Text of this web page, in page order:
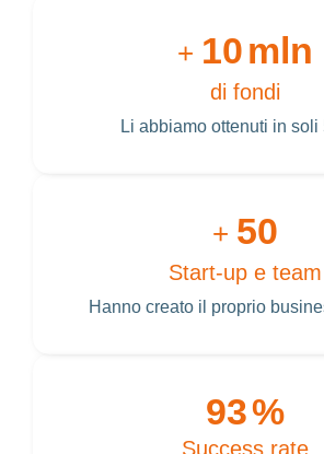
+ 10mln
di fondi
Li abbiamo ottenuti in soli
+ 50
Start-up e team
Hanno creato il proprio
93%
Success rate